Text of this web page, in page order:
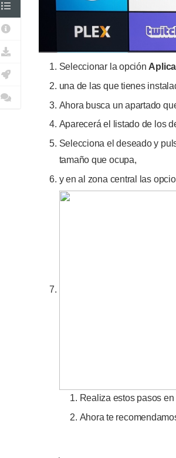
Seleccionar la opción
una de las que tienes
Ahora busca un apartado
Aparecerá el listado de los
Selecciona el deseado y
tamaño que ocupa,
y en al zona central las
Realiza estos pasos
Ahora te